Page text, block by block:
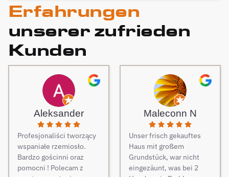
Erfahrungen
unserer zufrieden
Kunden
Aleksander
Profesjonaliści tworzący
wspaniałe rzemiosło.
Bardzo gościnni oraz
pomocni ! Polecam z
Maleconn N
Unser frisch gekauftes
Haus mit großem
Grundstück, war nicht
eingezäunt, was bei 2